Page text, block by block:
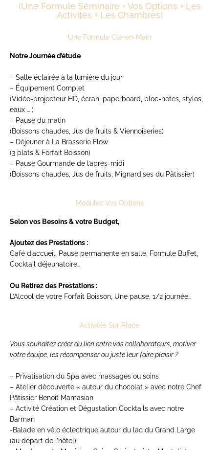
(Une Formule Séminaire + Vos Options + Les
Activités + Les Chambres)
Une Formule Clé-en-Main
Notre Journée d’étude
– Salle éclairée à la lumière du jour​
– Équipement Complet
(Vidéo-projecteur HD, écran, paperboard, bloc-notes, stylos,
eaux … )
– Pause du matin
(Boissons chaudes, Jus de fruits & Viennoiseries)
– Déjeuner à La Brasserie Flow
(3 plats & Forfait Boisson)
– Pause Gourmande de l’après-midi
(Boissons chaudes, Jus de fruits, Mignardises du Pâtissier)
Modulez Vos Options
Selon vos Besoins & votre Budget,
Ajoutez des Prestations :
Café d’accueil, Pause permanente en salle, Formule Buffet,
Cocktail déjeunatoire…
Ou Retirez des Prestations :
L’Alcool de votre Forfait Boisson, Une pause, 1/2 journée…
Activités Sur Place
Vous souhaitez créer du lien entre vos collaborateurs, motiver
votre équipe, les récompenser ou juste leur faire plaisir ?
– Privatisation du Spa avec massages ou soins
– Atelier découverte « autour du chocolat » avec notre Chef
Pâtissier Benoît Mamasian
– Activité Création et Dégustation Cocktails avec notre
Barman
-Balade en vélo éclectrique autour du lac du Grand Large
(au départ de l’hôtel)